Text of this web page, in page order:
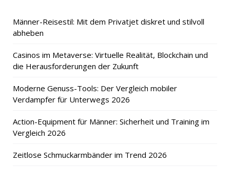
Männer-Reisestil: Mit dem Privatjet diskret und stilvoll
abheben
Casinos im Metaverse: Virtuelle Realität, Blockchain und
die Herausforderungen der Zukunft
Moderne Genuss-Tools: Der Vergleich mobiler
Verdampfer für Unterwegs 2026
Action-Equipment für Männer: Sicherheit und Training im
Vergleich 2026
Zeitlose Schmuckarmbänder im Trend 2026